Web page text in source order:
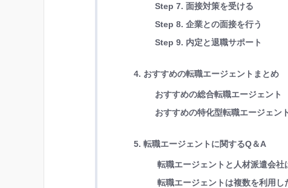
Step 7. 面接対策を受ける
Step 8. 企業との面接を行う
Step 9. 内定と退職サポート
4. おすすめの転職エージェントまとめ
おすすめの総合転職エージェント
おすすめの特化型転職エージェント
5. 転職エージェントに関するQ＆A
転職エージェントと人材派遣会社
転職エージェントは複数を利用し